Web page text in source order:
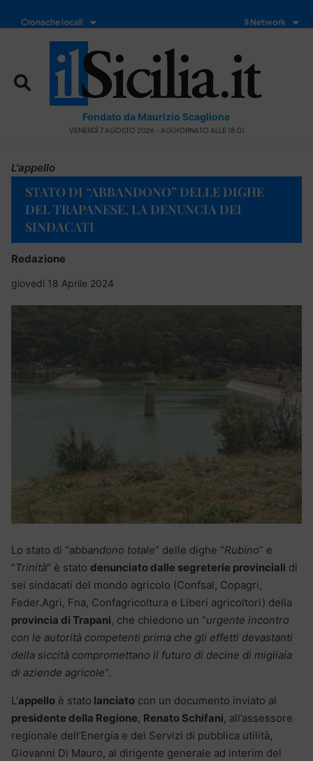
Cronache locali Il Network
Fondato da Maurizio Scaglione
VENERDÌ 7 AGOSTO 2026 - AGGIORNATO ALLE 18:01
L'appello
STATO DI “ABBANDONO” DELLE DIGHE
DEL TRAPANESE, LA DENUNCIA DEI
SINDACATI
Redazione
giovedì 18 Aprile 2024
Lo stato di “abbandono totale” delle dighe “Rubino” e
“Trinità” è stato denunciato dalle segreterie provinciali di
sei sindacati del mondo agricolo (Confsal, Copagri,
Feder.Agri, Fna, Confagricoltura e Liberi agricoltori) della
provincia di Trapani, che chiedono un “urgente incontro
con le autorità competenti prima che gli effetti devastanti
della siccità compromettano il futuro di decine di migliaia
di aziende agricole“.
L’appello è stato lanciato con un documento inviato al
presidente della Regione, Renato Schifani, all’assessore
regionale dell’Energia e dei Servizi di pubblica utilità,
Giovanni Di Mauro, al dirigente generale ad interim del